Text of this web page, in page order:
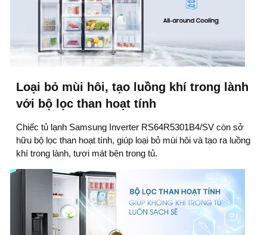
Loại bỏ mùi hôi, tạo luồng khí trong lành
với bộ lọc than hoạt tính
Chiếc tủ lạnh Samsung Inverter RS64R5301B4/SV còn sở
hữu bộ lọc than hoạt tính, giúp loại bỏ mùi hôi và tạo ra luồng
khí trong lành, tươi mát bên trong tủ.